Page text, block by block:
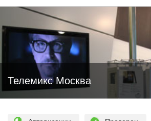
Телемикс Москва